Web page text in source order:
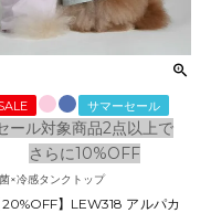
サマーセール
ール対象商品2点以上で
さらに10%OFF
×冷感タンクトップ
20%OFF】LEW318 アルパカ